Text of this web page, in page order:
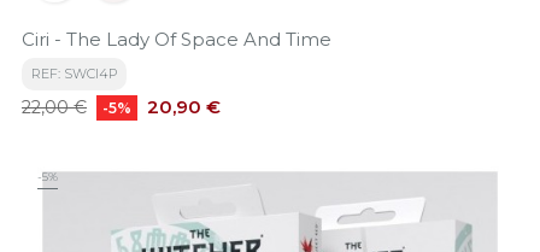
Ciri - The Lady Of Space And Time
REF: SWCI4P
Precio
22,00 € -5% Precio
20,90 €
-5%